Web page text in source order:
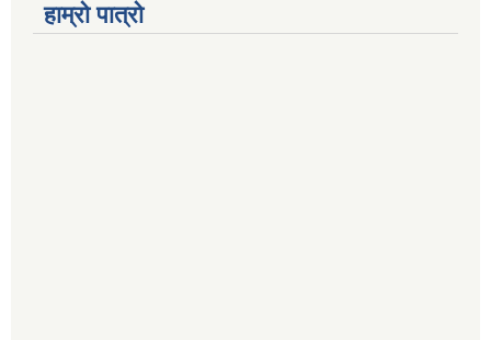
हाम्रो पात्रो